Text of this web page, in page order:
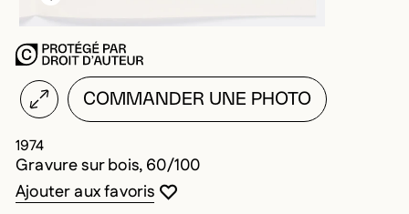
COMMANDER UNE PHOTO
1974
Gravure sur bois, 60/100
Vous devez être connecté pour ajouter
Fermer la modale
Ouvrir la modale
Ajouter aux favoris